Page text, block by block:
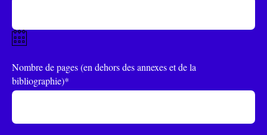
Nombre de pages (en dehors des annexes et de la
bibliographie)*